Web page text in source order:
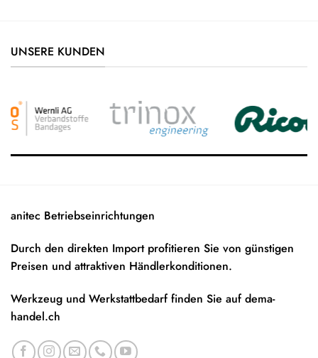
UNSERE KUNDEN
anitec Betriebseinrichtungen
Durch den direkten Import profitieren Sie von günstigen
Preisen und attraktiven Händlerkonditionen.
Werkzeug und Werkstattbedarf finden Sie aufdema-
handel.ch